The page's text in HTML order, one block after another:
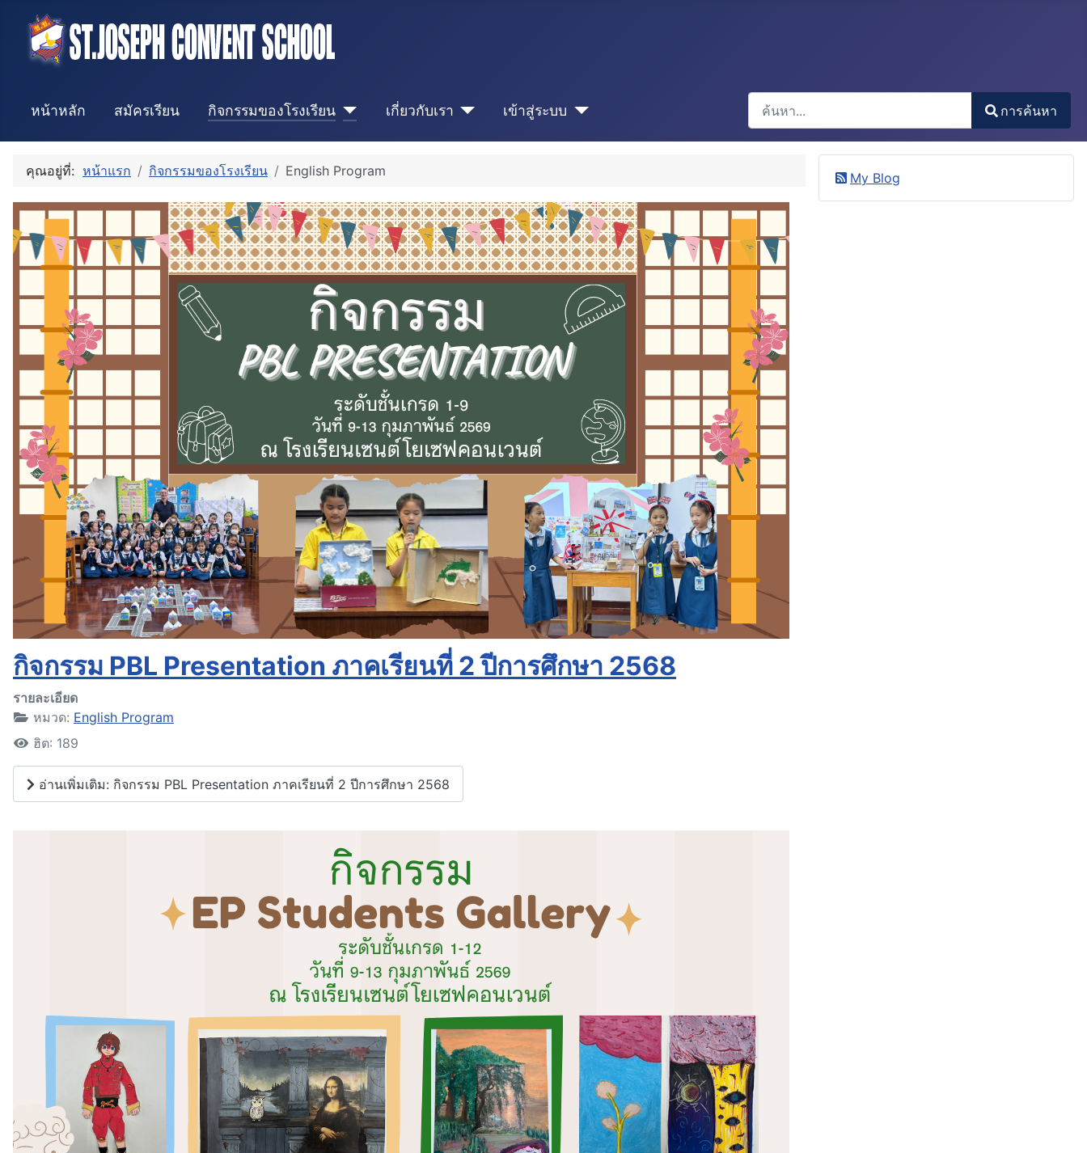
หน้าหลัก สมัครเรียน กิจกรรมของโรงเรียน เกี่ยวกับเรา เข้าสู่ระบบ
การค้นหา
Type 2 or more characters for results.
การค้นหา
คุณอยู่ที่: หน้าแรก กิจกรรมของโรงเรียน English Program
กิจกรรม PBL Presentation ภาคเรียนที่ 2 ปีการศึกษา 2568
รายละเอียด
หมวด: English Program
ฮิต: 189
อ่านเพิ่มเติม: กิจกรรม PBL Presentation ภาคเรียนที่ 2 ปีการศึกษา 2568
My Blog